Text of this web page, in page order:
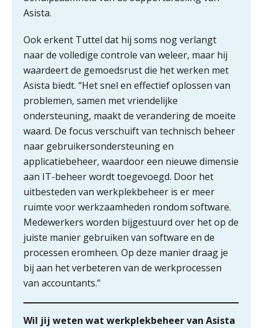
Asista.
Ook erkent Tuttel dat hij soms nog verlangt
naar de volledige controle van weleer, maar hij
waardeert de gemoedsrust die het werken met
Asista biedt. “Het snel en effectief oplossen van
problemen, samen met vriendelijke
ondersteuning, maakt de verandering de moeite
waard. De focus verschuift van technisch beheer
naar gebruikersondersteuning en
applicatiebeheer, waardoor een nieuwe dimensie
aan IT-beheer wordt toegevoegd. Door het
uitbesteden van werkplekbeheer is er meer
ruimte voor werkzaamheden rondom software.
Medewerkers worden bijgestuurd over het op de
juiste manier gebruiken van software en de
processen eromheen. Op deze manier draag je
bij aan het verbeteren van de werkprocessen
van accountants.”
Wil jij weten wat werkplekbeheer van Asista
toekomst pensioenen voor de
Verstoorde arbeidsrelatie als
ontslaggrond: zo begeleid je jouw
klant
Duizenden Nederlanders in de knel
door Amerikaanse belastingwet
Het functiegemak van de INT bij
adviezen over en aangiften van erf-
en schenkbelasting.
Zomer. Tijd om je loopbaan onder
de loep te nemen.
Q Home: DAC7-compliant opschalen
als verhuurplatform voor
vakantiewoningen
5 signalen dat jouw relatiebeheer
niet meer werkt (en hoe je dat oplost)